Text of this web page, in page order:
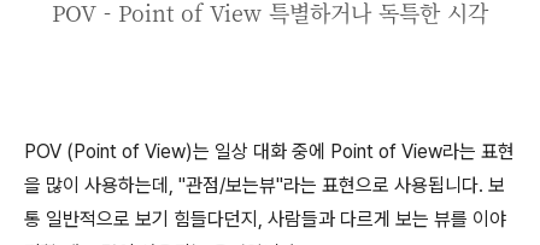
POV - Point of View 특별하거나 독특한 시각
POV (Point of View)는 일상 대화 중에 Point of View라는 표현
을 많이 사용하는데, "관점/보는뷰"라는 표현으로 사용됩니다. 보
통 일반적으로 보기 힘들다던지, 사람들과 다르게 보는 뷰를 이야